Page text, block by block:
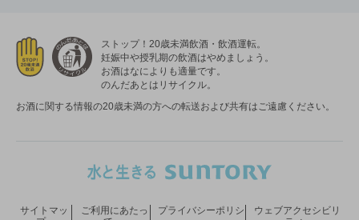
ストップ！20歳未満飲酒・飲酒運転。
妊娠中や授乳期の飲酒はやめましょう。
お酒はなによりも適量です。
のんだあとはリサイクル。
お酒に関する情報の20歳未満の方への転送および共有はご遠慮ください。
サイトマッ
ご利用にあたっ
プライバシーポリシ
ウェブアクセシビリ